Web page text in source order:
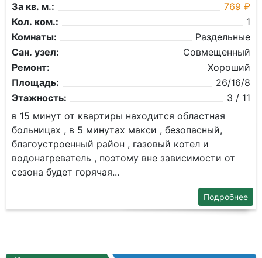
За кв. м.:
769 ₽
Кол. ком.:
1
Комнаты:
Раздельные
Сан. узел:
Совмещенный
Ремонт:
Хороший
Площадь:
26/16/8
Этажность:
3 / 11
в 15 минут от квартиры находится областная
больницах , в 5 минутах макси , безопасный,
благоустроенный район , газовый котел и
водонагреватель , поэтому вне зависимости от
сезона будет горячая...
Подробнее